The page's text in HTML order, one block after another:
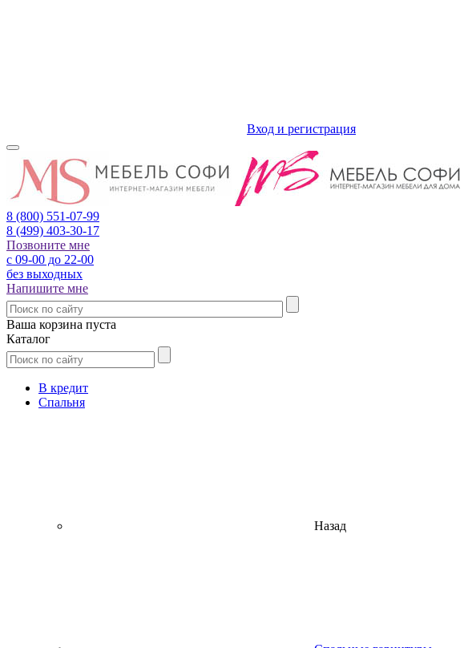
Вход и регистрация
8 (800) 551-07-99
8 (499) 403-30-17
Позвоните мне
с 09-00 до 22-00
без выходных
Напишите мне
Ваша корзина пуста
Каталог
В кредит
Спальня
Назад